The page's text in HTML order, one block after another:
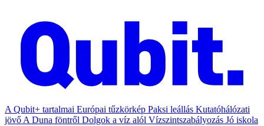
A Qubit+ tartalmai Európai tűzkörkép Paksi leállás Kutatóhálózati
jövő A Duna föntről Dolgok a víz alól Vízszintszabályozás Jó iskola